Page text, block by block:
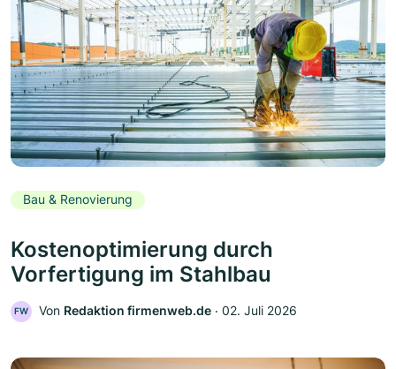
Bau & Renovierung
Kostenoptimierung durch
Vorfertigung im Stahlbau
FW Von Redaktion firmenweb.de ‧ 02. Juli 2026